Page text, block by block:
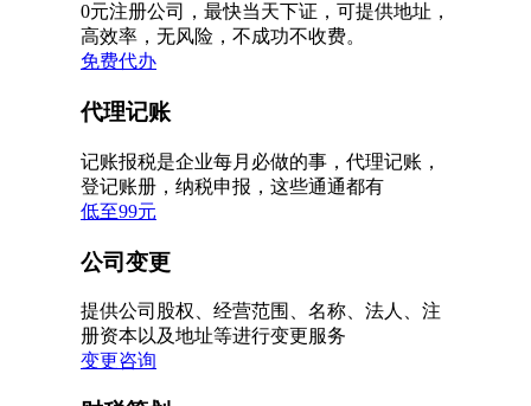
0元注册公司，最快当天下证，可提供地址，
高效率，无风险，不成功不收费。
免费代办
代理记账
记账报税是企业每月必做的事，代理记账，
登记账册，纳税申报，这些通通都有
低至99元
公司变更
提供公司股权、经营范围、名称、法人、注
册资本以及地址等进行变更服务
变更咨询